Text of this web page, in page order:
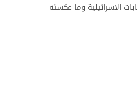
الاسرائيلية وما عكسته